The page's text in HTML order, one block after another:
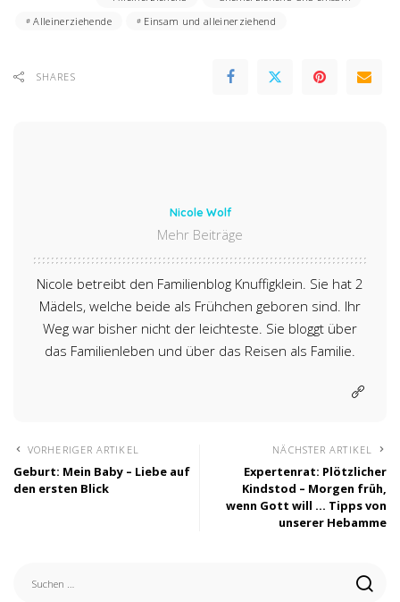
Alleinerziehende
Einsam und alleinerziehend
SHARES
Nicole Wolf
Mehr Beiträge
Nicole betreibt den Familienblog Knuffigklein. Sie hat 2
Mädels, welche beide als Frühchen geboren sind. Ihr
Weg war bisher nicht der leichteste. Sie bloggt über
das Familienleben und über das Reisen als Familie.
VORHERIGER ARTIKEL
Geburt: Mein Baby – Liebe auf
den ersten Blick
NÄCHSTER ARTIKEL
Expertenrat: Plötzlicher
Kindstod – Morgen früh,
wenn Gott will … Tipps von
unserer Hebamme